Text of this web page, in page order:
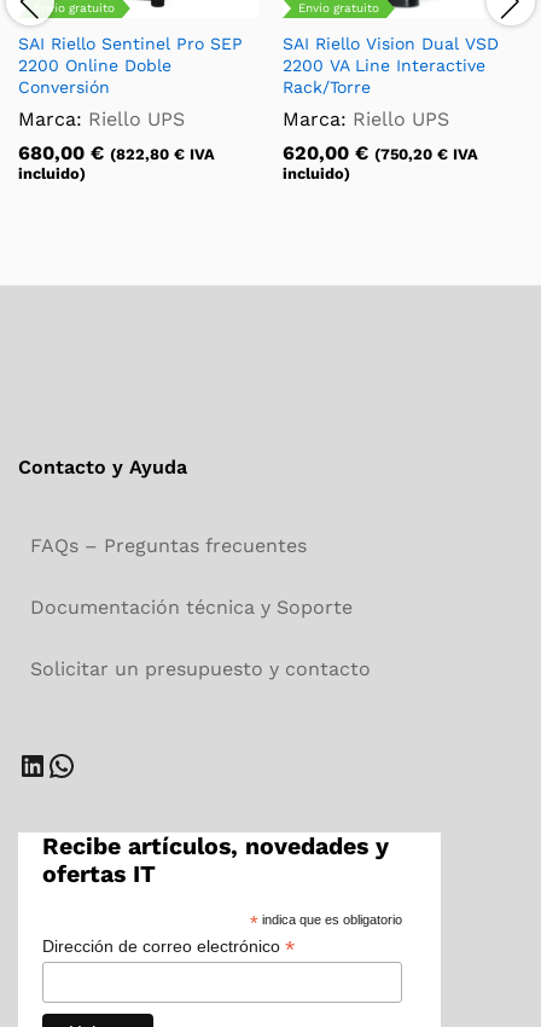
Envío gratuito
SAI Riello Sentinel Pro SEP
2200 Online Doble
Conversión
Marca: Riello UPS
680,00 € (822,80 € IVA
incluido)
Envío gratuito
SAI Riello Vision Dual VSD
2200 VA Line Interactive
Rack/Torre
Marca: Riello UPS
620,00 € (750,20 € IVA
incluido)
Contacto y Ayuda
FAQs – Preguntas frecuentes
Documentación técnica y Soporte
Solicitar un presupuesto y contacto
LinkedIn
WhatsApp
Recibe artículos, novedades y
ofertas IT
*indica que es obligatorio
Dirección de correo electrónico *